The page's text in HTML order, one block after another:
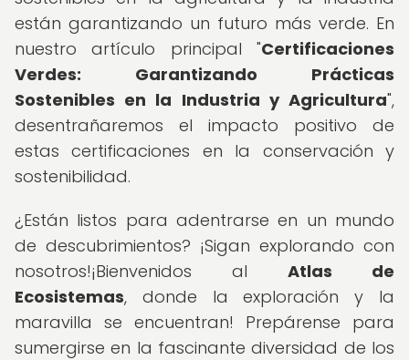
están garantizando un futuro más verde. En
nuestro artículo principal "Certificaciones
Verdes: Garantizando Prácticas
Sostenibles en la Industria y Agricultura",
desentrañaremos el impacto positivo de
estas certificaciones en la conservación y
sostenibilidad.
¿Están listos para adentrarse en un mundo
de descubrimientos? ¡Sigan explorando con
nosotros!¡Bienvenidos al Atlas de
Ecosistemas, donde la exploración y la
maravilla se encuentran! Prepárense para
sumergirse en la fascinante diversidad de los